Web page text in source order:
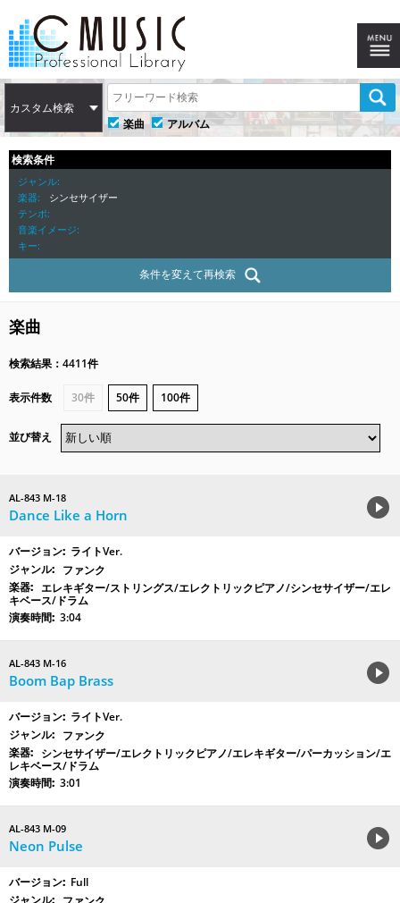
カスタム検索
楽曲
アルバム
検索条件
ジャンル
楽器
シンセサイザー
テンポ
音楽イメージ
キー
条件を変えて再検索
楽曲
検索結果：4411件
表示件数 30件 50件 100件
並び替え
AL-843 M-18
Dance Like a Horn
ライトVer.
ファンク
エレキギター/ストリングス/エレクトリックピアノ/シンセサイザー/エレ
キベース/ドラム
3:04
AL-843 M-16
Boom Bap Brass
ライトVer.
ファンク
シンセサイザー/エレクトリックピアノ/エレキギター/パーカッション/エ
レキベース/ドラム
3:01
AL-843 M-09
Neon Pulse
Full